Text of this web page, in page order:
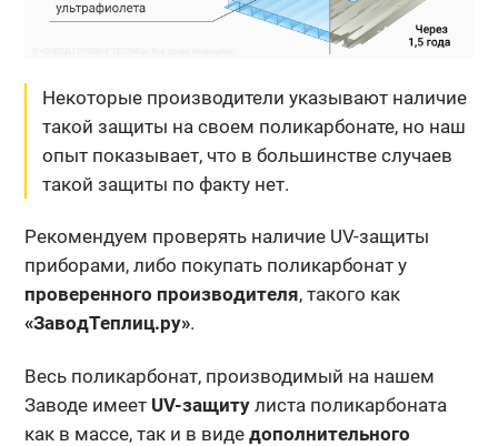
Некоторые производители указывают наличие
такой защиты на своем поликарбонате, но наш
опыт показывает, что в большинстве случаев
такой защиты по факту нет.
Рекомендуем проверять наличие UV-защиты
приборами, либо покупать поликарбонат у
проверенного производителя, такого как
«ЗаводТеплиц.ру».
Весь поликарбонат, производимый на нашем
Заводе имеет UV-защитулиста поликарбоната
как в массе, так и в виде дополнительного